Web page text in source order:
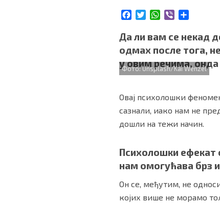
c
b
o
o
i
t
e
r
W
a
s
A
p
b
r
a
e
Да ли вам се некад
одмах после тога,
у овим речима, онда
Фото: Unsplash/Kai Wenzel
Овај психолошки
сазнали, иако нам не
дошли на тежи начин.
Психолошки ефекат
нам омогућава брз
Он се, међутим, не
којих више не морамо
redakcija@gradskeinfo.rs
ПРАТИТЕ НАС
Услови коришћења|Политика
ПРЕУЗМИТЕ НАШУ АПЛИКАЦИЈУ